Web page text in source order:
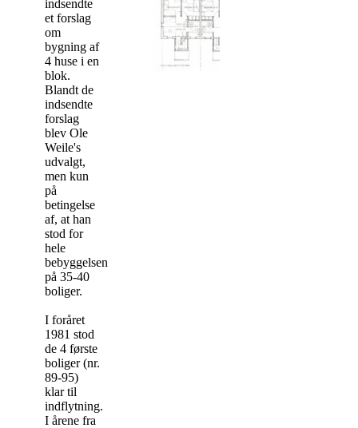
indsendte
et forslag
om
bygning af
4 huse i en
blok.
Blandt de
indsendte
forslag
blev Ole
Weile's
udvalgt,
men kun
på
betingelse
af, at han
stod for
hele
bebyggelsen
på 35-40
boliger.
I foråret
1981 stod
de 4 første
boliger (nr.
89-95)
klar til
indflytning.
I årene fra